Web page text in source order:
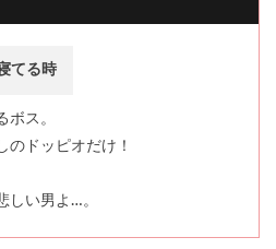
てる時
ボス。
のドッピオだけ！
しい男よ…。